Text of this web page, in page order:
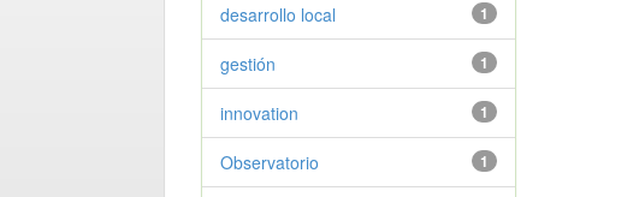
1
desarrollo local
1
gestión
1
innovation
1
Observatorio